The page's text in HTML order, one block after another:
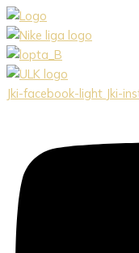
Preskočiť
na
obsah
Jki-facebook-light Jki-